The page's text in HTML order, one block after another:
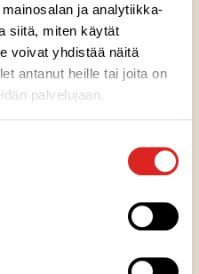
ja analytiikka-
siitä, miten käytät
voivat yhdistää näitä
antanut heille tai joita on
palvelujaan.